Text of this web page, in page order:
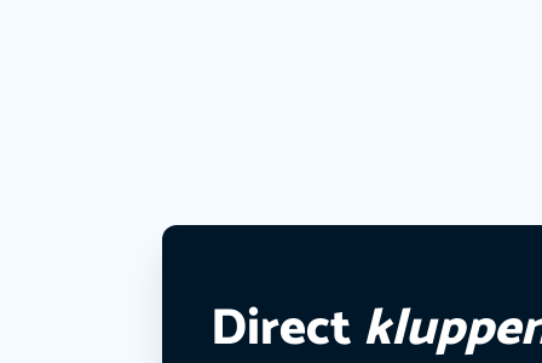
Direct